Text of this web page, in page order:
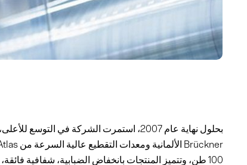
100 طن، وتتميز المنتجات بانخفاض الضبابية، شفافية فائقة، قوة شد جيدة، وانخفاض معدل الانكماش.